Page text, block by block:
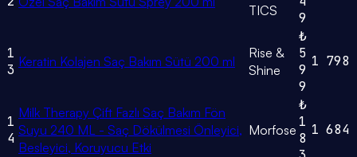
TICS
9
1
3 Keratin Kolajen Saç Bakım Sütü 200 ml
Rise &
Shine
₺
5
9
9
1 798
1
4
Milk Therapy Çift Fazlı Saç Bakım Fön
Suyu 240 ML - Saç Dökülmesi Önleyici,
Besleyici, Koruyucu Etki
Morfose
₺
1
8
1 684